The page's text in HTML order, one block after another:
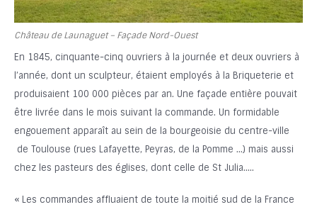
Château de Launaguet – Façade Nord-Ouest
En 1845, cinquante-cinq ouvriers à la journée et deux ouvriers à
l’année, dont un sculpteur, étaient employés à la Briqueterie et
produisaient 100 000 pièces par an. Une façade entière pouvait
être livrée dans le mois suivant la commande. Un formidable
engouement apparaît au sein de la bourgeoisie du centre-ville
de Toulouse (rues Lafayette, Peyras, de la Pomme …) mais aussi
chez les pasteurs des églises, dont celle de St Julia…..
« Les commandes affluaient de toute la moitié sud de la France